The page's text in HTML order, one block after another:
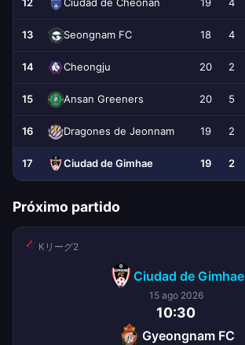
Ciudad de Cheonan
13 Seongnam FC 18 4
14 Cheongju 20 2
15 Ansan Greeners 20 5
16 Dragones de Jeonnam 19 2
17 Ciudad de Gimhae 19 2
Próximo partido
Kリーグ2
Ciudad de Gimhae
15 ago 2026
10:30
Gyeongnam FC